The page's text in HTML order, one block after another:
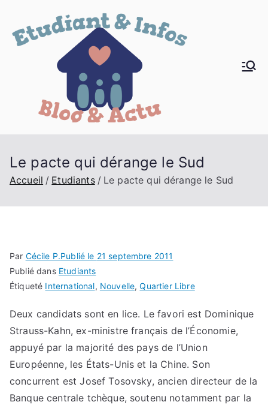
contenu
Actua
lité
Le pacte qui dérange le Sud
Accueil Etudiants Le pacte qui dérange le Sud
Par Cécile P.Publié le 21 septembre 2011
Publié dans Etudiants
Étiqueté International, Nouvelle,Quartier Libre
Deux candidats sont en lice. Le favori est Dominique
Strauss-Kahn, ex-ministre français de l’Économie,
appuyé par la majorité des pays de l’Union
Européenne, les États-Unis et la Chine. Son
concurrent est Josef Tosovsky, ancien directeur de la
Banque centrale tchèque, soutenu notamment par la